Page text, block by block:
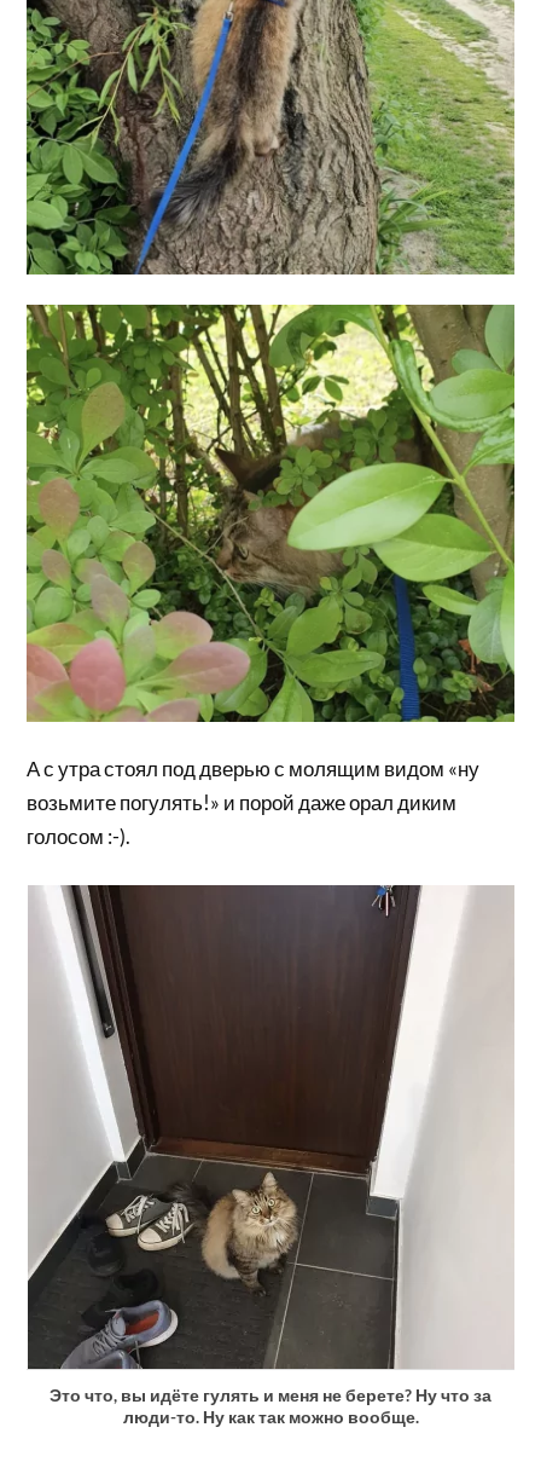
А с утра стоял под дверью с молящим видом «ну
возьмите погулять!» и порой даже орал диким
голосом :-).
Это что, вы идёте гулять и меня не берете? Ну что за
люди-то. Ну как так можно вообще.